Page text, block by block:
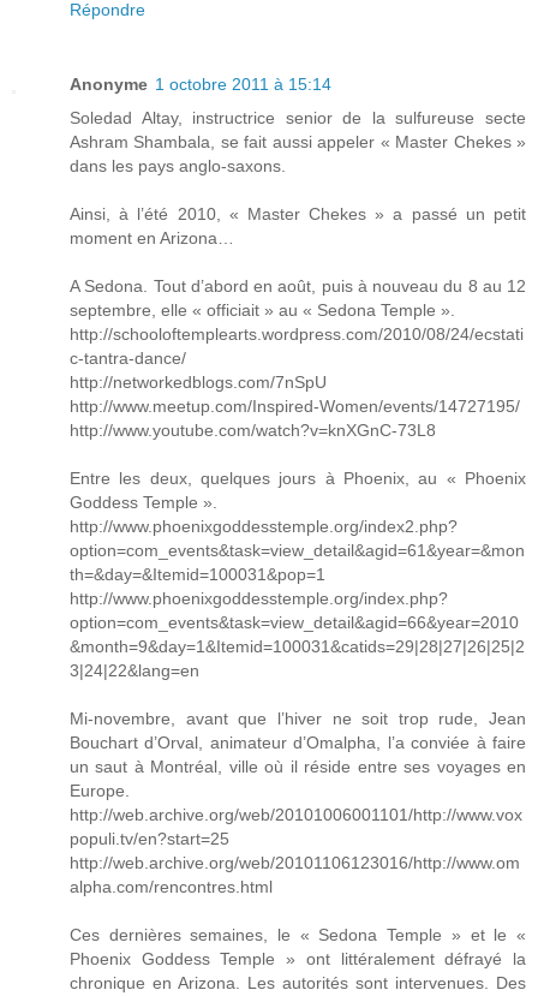
Répondre
Anonyme 1 octobre 2011 à 15:14
Soledad Altay, instructrice senior de la sulfureuse secte
Ashram Shambala, se fait aussi appeler « Master Chekes »
dans les pays anglo-saxons.
Ainsi, à l’été 2010, « Master Chekes » a passé un petit
moment en Arizona…
A Sedona. Tout d’abord en août, puis à nouveau du 8 au 12
septembre, elle « officiait » au « Sedona Temple ».
http://schooloftemplearts.wordpress.com/2010/08/24/ecstati
c-tantra-dance/
http://networkedblogs.com/7nSpU
http://www.meetup.com/Inspired-Women/events/14727195/
http://www.youtube.com/watch?v=knXGnC-73L8
Entre les deux, quelques jours à Phoenix, au « Phoenix
Goddess Temple ».
http://www.phoenixgoddesstemple.org/index2.php?
option=com_events&task=view_detail&agid=61&year=&mon
th=&day=&Itemid=100031&pop=1
http://www.phoenixgoddesstemple.org/index.php?
option=com_events&task=view_detail&agid=66&year=2010
&month=9&day=1&Itemid=100031&catids=29|28|27|26|25|2
3|24|22&lang=en
Mi-novembre, avant que l’hiver ne soit trop rude, Jean
Bouchart d’Orval, animateur d’Omalpha, l’a conviée à faire
un saut à Montréal, ville où il réside entre ses voyages en
Europe.
http://web.archive.org/web/20101006001101/http://www.vox
populi.tv/en?start=25
http://web.archive.org/web/20101106123016/http://www.om
alpha.com/rencontres.html
Ces dernières semaines, le « Sedona Temple » et le «
Phoenix Goddess Temple » ont littéralement défrayé la
chronique en Arizona. Les autorités sont intervenues. Des